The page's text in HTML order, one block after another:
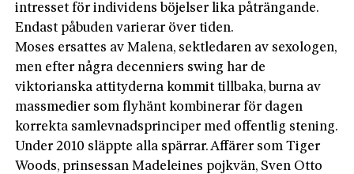
intresset för individens böjelser lika påträngande.
Endast påbuden varierar över tiden.
Moses ersattes av Malena, sektledaren av sexologen,
men efter några decenniers swing har de
viktorianska attityderna kommit tillbaka, burna av
massmedier som flyhänt kombinerar för dagen
korrekta samlevnadsprinciper med offentlig stening.
Under 2010 släppte alla spärrar. Affärer som Tiger
Woods, prinsessan Madeleines pojkvän, Sven Otto